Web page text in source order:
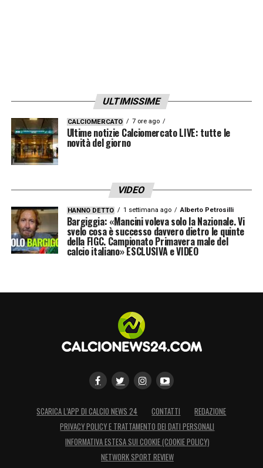
ULTIMISSIME
CALCIOMERCATO 7 ore ago
Ultime notizie Calciomercato LIVE: tutte le
novità del giorno
VIDEO
HANNO DETTO 1 settimana ago Alberto Petrosilli
Bargiggia: «Mancini voleva solo la Nazionale. Vi
svelo cosa è successo davvero dietro le quinte
della FIGC. Campionato Primavera male del
calcio italiano» ESCLUSIVA e VIDEO
SCARICA L’APP DI CALCIO NEWS 24 CONTATTI
REDAZIONE
PRIVACY POLICY E TRATTAMENTO DEI DATI PERSONALI
INFORMATIVA ESTESA SUI COOKIE (COOKIE POLICY)
NETWORK SPORT REVIEW